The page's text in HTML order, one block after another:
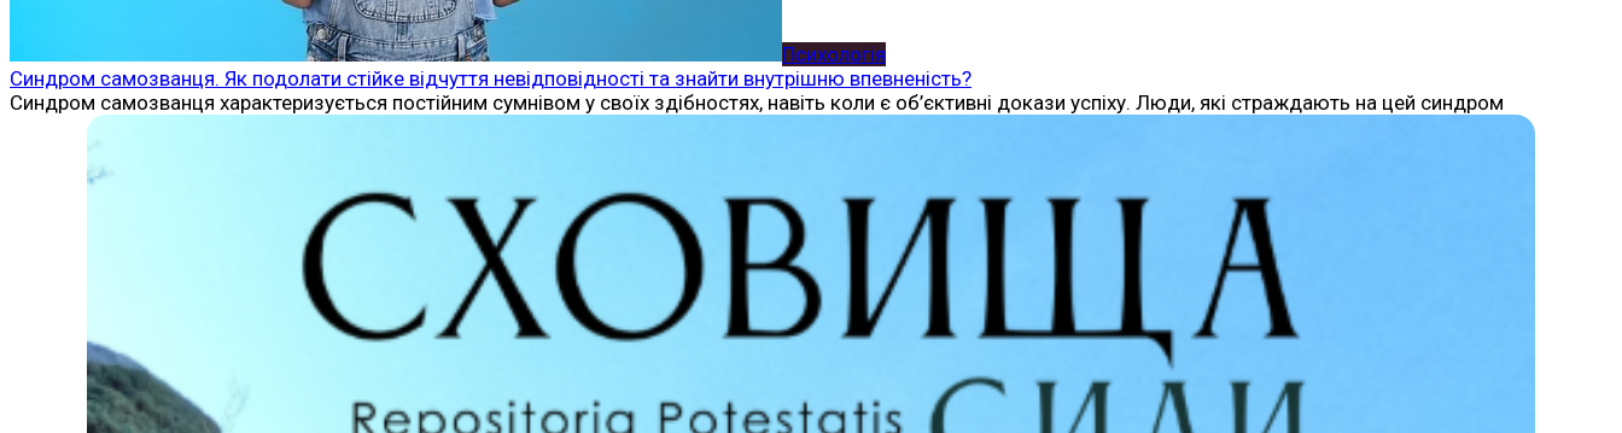
Психологія
Синдром самозванця. Як подолати стійке відчуття невідповідності та знайти внутрішню впевненість?
Синдром самозванця характеризується постійним сумнівом у своїх здібностях, навіть коли є об’єктивні докази успіху. Люди, які страждають на цей синдром